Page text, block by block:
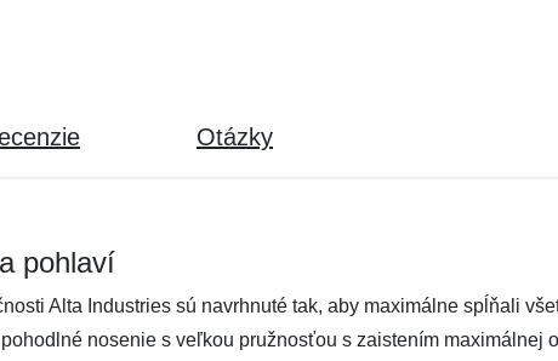
Otázky
pohlaví
Alta Industries sú navrhnuté tak, aby maximálne spĺňali
nosenie s veľkou pružnosťou s zaistením maximálnej